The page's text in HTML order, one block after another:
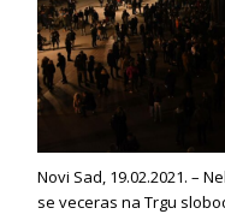
Novi Sad, 19.02.2021. –
se veceras na Trgu